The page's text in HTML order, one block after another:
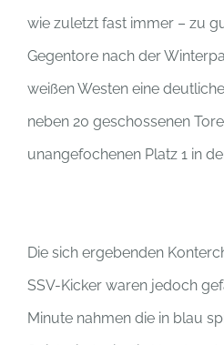
wie zuletzt fast immer – zu
Gegentore nach der
weißen Westen eine
neben 20 geschossenen
unangefochenen Platz 1 in
Die sich ergebenden
SSV-Kicker waren jedoch
Minute nahmen die in blau